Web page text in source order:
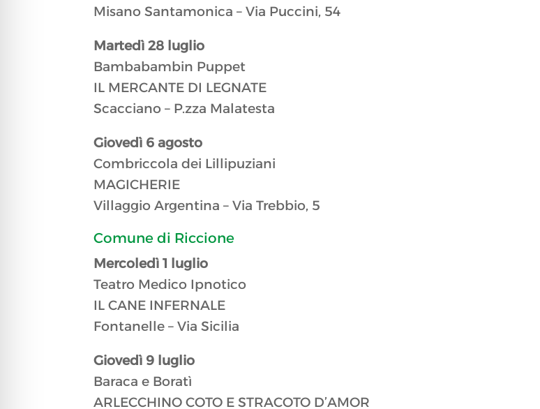
Misano Santamonica – Via Puccini, 54
​​Martedì 28 luglio
Bambabambin Puppet
IL MERCANTE DI LEGNATE
Scacciano – P.zza Malatesta
​Giovedì 6 agosto
Combriccola dei Lillipuziani
MAGICHERIE
Villaggio Argentina – Via Trebbio, 5
​Comune di Riccione​
Mercoledì 1 luglio
Teatro Medico Ipnotico
IL CANE INFERNALE
Fontanelle – Via Sicilia
​Giovedì 9 luglio
Baraca e Boratì
ARLECCHINO COTO E STRACOTO D’AMOR